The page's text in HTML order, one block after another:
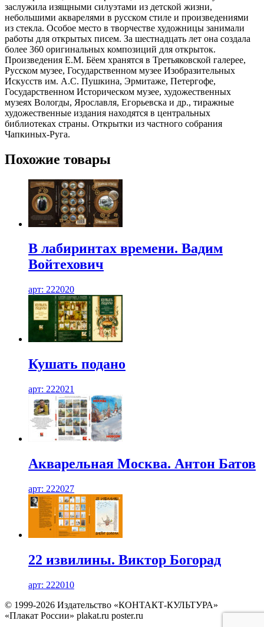
заслужила изящными силуэтами из детской жизни,
небольшими акварелями в русском стиле и произведениями
из стекла. Особое место в творчестве художницы занимали
работы для открытых писем. За шестнадцать лет она создала
более 360 оригинальных композиций для открыток.
Произведения Е.М. Бёем хранятся в Третьяковской галерее,
Русском музее, Государственном музее Изобразительных
Искусств им. А.С. Пушкина, Эрмитаже, Петергофе,
Государственном Историческом музее, художественных
музеях Вологды, Ярославля, Егорьевска и др., тиражные
художественные издания находятся в центральных
библиотеках страны. Открытки из частного собрания
Чапкиных-Руга.
Похожие товары
В лабиринтах времени. Вадим
Войтехович
арт: 222020
Кушать подано
арт: 222021
Акварельная Москва. Антон Батов
арт: 222027
22 извилины. Виктор Богорад
арт: 222010
© 1999-2026 Издательство «КОНТАКТ-КУЛЬТУРА»
«Плакат России» plakat.ru poster.ru